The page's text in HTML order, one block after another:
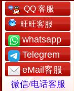
QQ 客服
旺旺客服
whatsapp
Telegrem
eMail客服
微信/电话客服